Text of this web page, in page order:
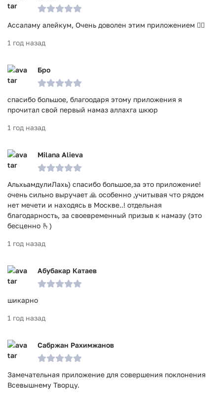
Ассаламу алейкум, Очень доволен этим приложением 👍🏻
1 год назад
Бро
спасибо большое, благоодаря этому приложения я
прочитал свой первый намаз аллахга шкюр
1 год назад
Milana Alieva
АльхьамдулиЛахь) спасибо большое,за это приложение!
очень сильно выручает 🙏 особенно ,учитывая что рядом
нет мечети и находясь в Москве..! отдельная
благодарность, за своевременный призыв к намазу (это
бесценно 🫰)
1 год назад
Абубакар Катаев
шикарно
1 год назад
Сабржан Рахимжанов
Замечательная приложение для совершения поклонения
Всевышнему Творцу.